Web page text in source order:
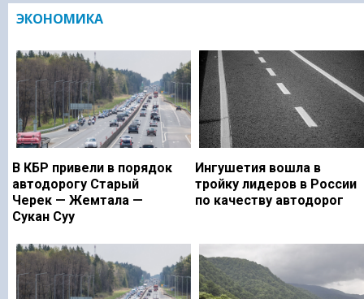
ЭКОНОМИКА
В КБР привели в порядок
автодорогу Старый
Черек — Жемтала —
Сукан Суу
Ингушетия вошла в
тройку лидеров в России
по качеству автодорог